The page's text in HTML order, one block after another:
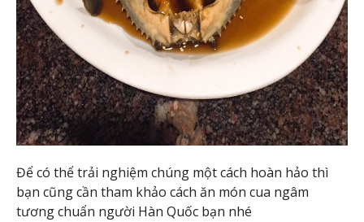
Để có thể trải nghiệm chúng một cách hoàn hảo thì
bạn cũng cần tham khảo cách ăn món cua ngâm
tương chuẩn người Hàn Quốc bạn nhé